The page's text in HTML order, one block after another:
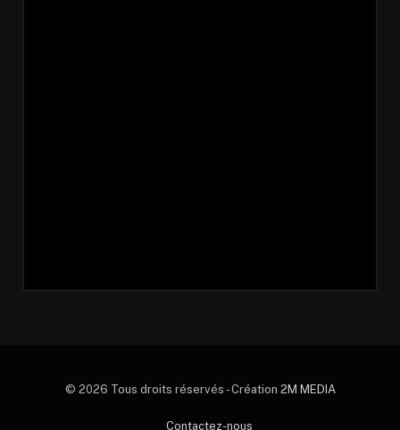
© 2026 Tous droits réservés - Création 2M MEDIA
Contactez-nous